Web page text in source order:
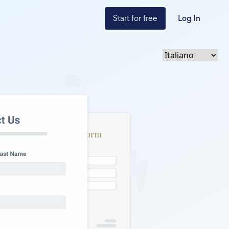
Start for free Log In